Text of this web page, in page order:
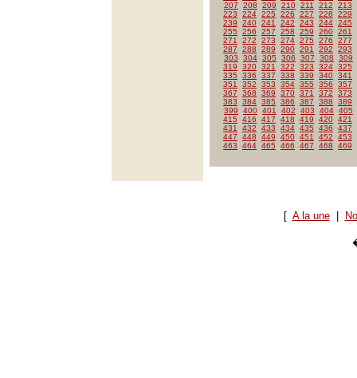
207
208 209 210 211 212
213
223
224 225 226 227 228
229
239
240 241 242 243 244 245
255
256 257 258 259 260 261
271
272 273 274 275 276
277
287
288 289 290 291 292
293
303
304 305 306 307 308
309
319
320 321 322 323 324 325
335
336 337 338 339 340 341
351
352 353 354 355 356
357
367
368 369 370 371 372
373
383
384 385 386 387 388
389
399
400 401 402 403 404 405
415
416 417 418 419 420 421
431
432 433 434 435 436
437
447
448 449 450 451 452
453
463
464 465 466 467 468 469
[ A la une|